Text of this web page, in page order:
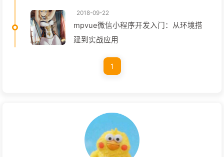
2018-09-22
mpvue微信小程序开发入门：从环境搭
建到实战应用
1